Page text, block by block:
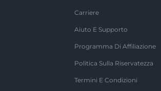
Carriere
Aiuto E Supporto
Programma Di Affiliazione
Politica Sulla Riservatezza
Termini E Condizioni